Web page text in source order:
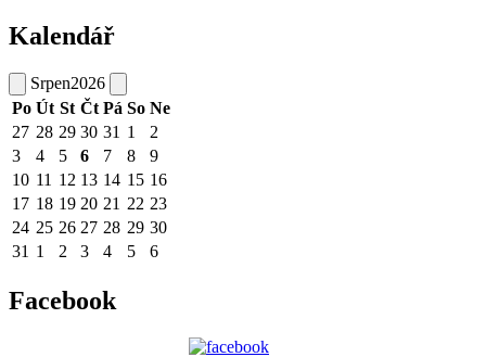
Kalendář
Srpen2026
Po Út St Čt Pá So Ne
27 28 29 30 31 1
2
3
4 5 6 7 8
9
10 11 12 13 14 15 16
17 18 19 20 21 22 23
24 25 26 27 28 29 30
31 1 2 3 4 5 6
Facebook